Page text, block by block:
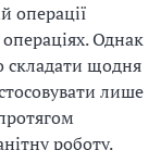
операції
Однак
складати щодня
лише
роботу.